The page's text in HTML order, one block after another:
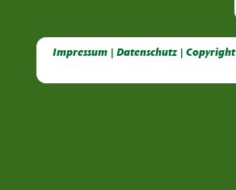
Impressum | Datenschutz | Copyright